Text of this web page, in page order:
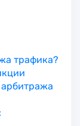
трафика?